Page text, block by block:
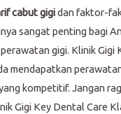
cabut gigidan faktor-
sangat penting bagi
gigi. Klinik Gigi
mendapatkan
kompetitif. Jangan
Gigi Key Dental Care